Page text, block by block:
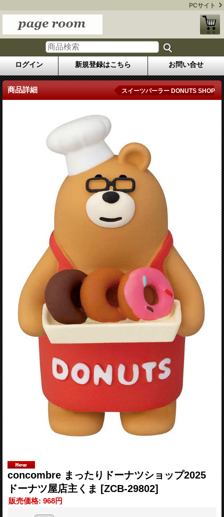
PCサイト
ログイン 新規登録はこちら お問い合せ
商品詳細 スイーツパーラー DONUTS SHOP
concombre まったりドーナツショップ2025
ドーナツ屋店主くま [ZCB-29802]
販売価格: 968円